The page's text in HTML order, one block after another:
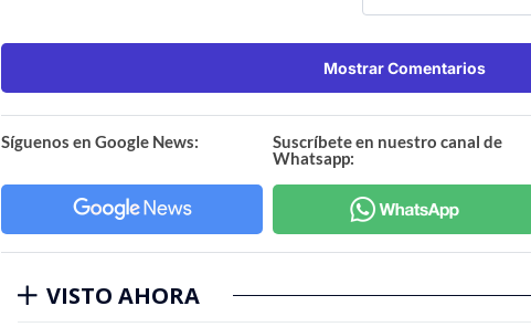
Mostrar Comentarios
Síguenos en Google News:
Suscríbete en nuestro canal de
Whatsapp:
VISTO AHORA